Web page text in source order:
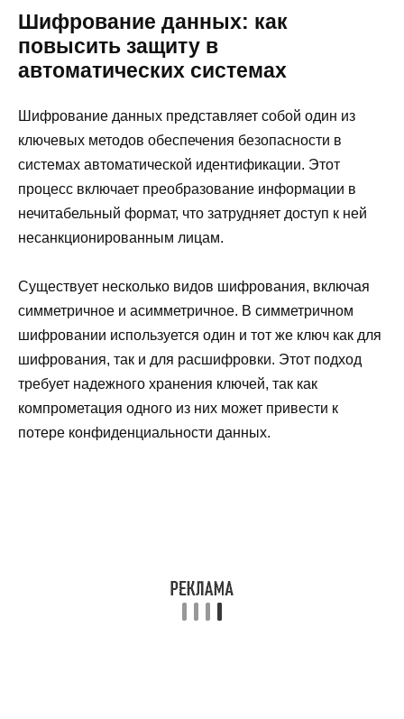
Шифрование данных: как
повысить защиту в
автоматических системах
Шифрование данных представляет собой один из
ключевых методов обеспечения безопасности в
системах автоматической идентификации. Этот
процесс включает преобразование информации в
нечитабельный формат, что затрудняет доступ к ней
несанкционированным лицам.
Существует несколько видов шифрования, включая
симметричное и асимметричное. В симметричном
шифровании используется один и тот же ключ как для
шифрования, так и для расшифровки. Этот подход
требует надежного хранения ключей, так как
компрометация одного из них может привести к
потере конфиденциальности данных.